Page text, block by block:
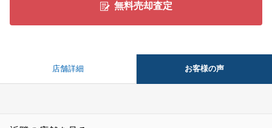
無料売却査定
店舗詳細 お客様の声